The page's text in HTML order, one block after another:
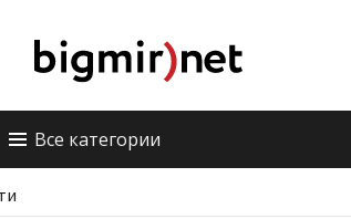
Все категории